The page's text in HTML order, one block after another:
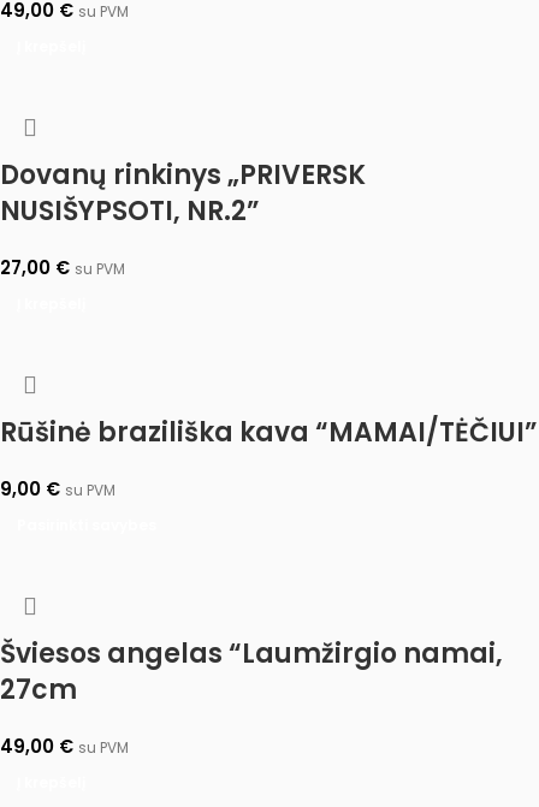
49,00 € su PVM
Dovanų rinkinys „PRIVERSK
NUSIŠYPSOTI, NR.2”
27,00 € su PVM
Rūšinė braziliška kava “MAMAI/TĖČIUI”
9,00 € su PVM
Šviesos angelas “Laumžirgio namai,
27cm
49,00 € su PVM